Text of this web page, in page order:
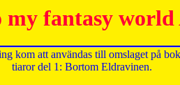
my fantasy